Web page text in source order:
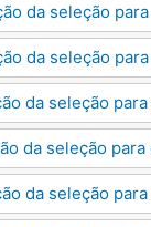
da seleção
da seleção
da seleção
da seleção
da seleção